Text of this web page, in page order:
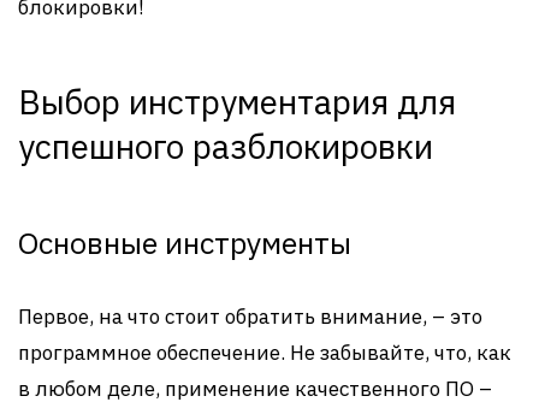
блокировки!
Выбор инструментария для
успешного разблокировки
Основные инструменты
Первое, на что стоит обратить внимание, – это
программное обеспечение. Не забывайте, что, как
в любом деле, применение качественного ПО –